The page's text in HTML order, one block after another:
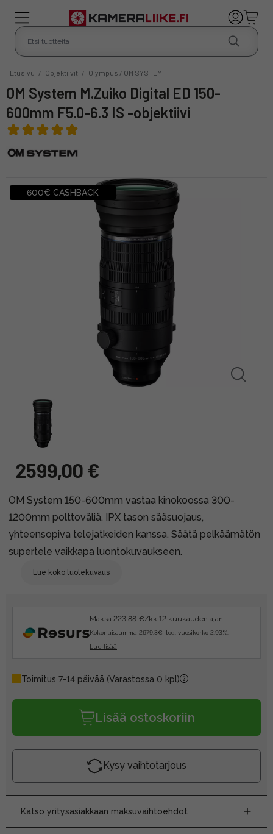
Etusivu / Objektiivit / Olympus / OM SYSTEM
OM System M.Zuiko Digital ED 150-
600mm F5.0-6.3 IS -objektiivi
600€ CASHBACK
2599,00 €
OM System 150-600mm vastaa kinokoossa 300-
1200mm polttoväliä. IPX tason sääsuojaus,
yhteensopiva telejatkeiden kanssa. Säätä pelkäämätön
supertele vaikkapa luontokuvaukseen.
Lue koko tuotekuvaus
Maksa 223.88 €/kk 12 kuukauden ajan.
Kokonaissumma 2679.3€, tod. vuosikorko 2.93%.
Lue lisää
Toimitus 7-14 päivää (Varastossa 0 kpl)
Lisää ostoskoriin
Kysy vaihtotarjous
Katso yritysasiakkaan maksuvaihtoehdot